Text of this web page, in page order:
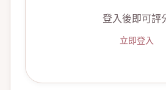
登入後即可評
立即登入